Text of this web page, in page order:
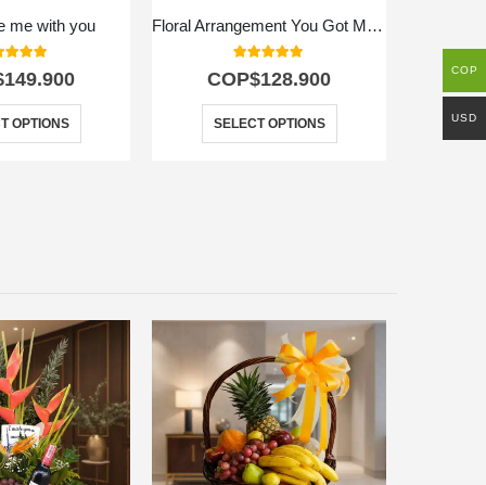
me with you
149.900
OPTIONS
Floral Arrangement You Got Me Crazy
5.00
COP$128.900
SELECT OPTIONS
COP
USD